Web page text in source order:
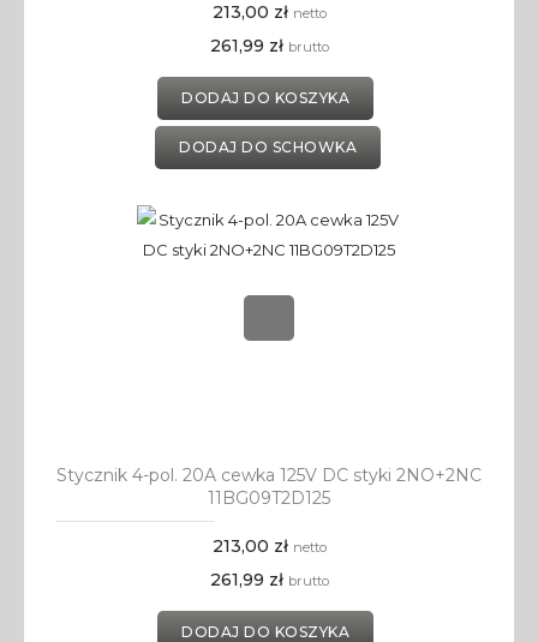
213,00 zł netto
261,99 zł brutto
DODAJ DO KOSZYKA
DODAJ DO SCHOWKA
Stycznik 4-pol. 20A cewka 125V DC styki 2NO+2NC
11BG09T2D125
213,00 zł netto
261,99 zł brutto
DODAJ DO KOSZYKA